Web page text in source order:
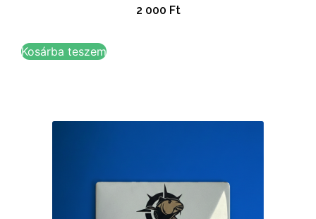
2 000 Ft
Kosárba teszem